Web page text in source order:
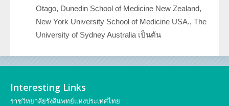
Otago, Dunedin School of Medicine New Zealand,
New York University School of Medicine USA., The
University of Sydney Australia เป็นต้น
Interesting Links
ราชวิทยาลัยรังสีแพทย์แห่งประเทศไทย